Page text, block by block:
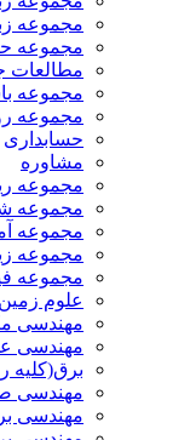
مجموعه
مجموعه
مطالعات
مجموعه
مجموعه
حسابداری
مشاوره
مجموعه
مجموعه
مجموعه
مجموعه
مجموعه
علوم زمین
مهندسی
مهندسی
برق(کلیه
مهندسی
مهندسی